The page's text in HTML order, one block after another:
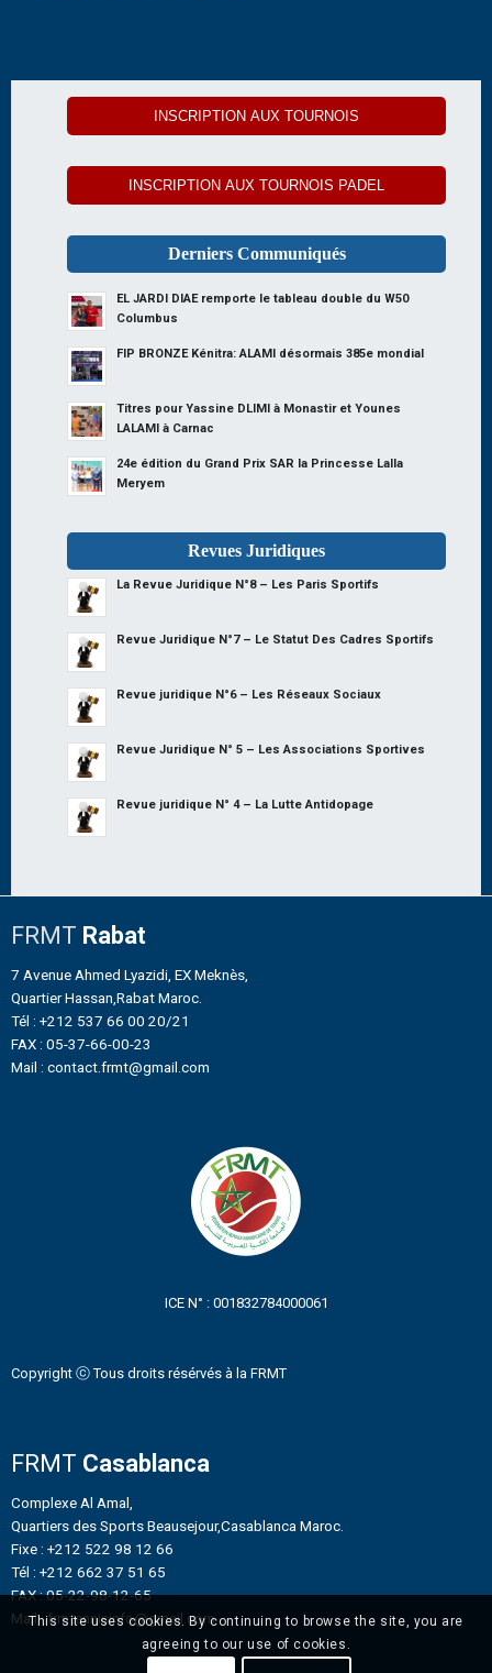
INSCRIPTION AUX TOURNOIS
INSCRIPTION AUX TOURNOIS PADEL
Derniers Communiqués
EL JARDI DIAE remporte le tableau double du W50
Columbus
FIP BRONZE Kénitra: ALAMI désormais 385e mondial
Titres pour Yassine DLIMI à Monastir et Younes
LALAMI à Carnac
24e édition du Grand Prix SAR la Princesse Lalla
Meryem
Revues Juridiques
La Revue Juridique N°8 – Les Paris Sportifs
Revue Juridique N°7 – Le Statut Des Cadres Sportifs
Revue juridique N°6 – Les Réseaux Sociaux
Revue Juridique N° 5 – Les Associations Sportives
Revue juridique N° 4 – La Lutte Antidopage
FRMT Rabat
7 Avenue Ahmed Lyazidi, EX Meknès,
Quartier Hassan,Rabat Maroc.
Tél : +212 537 66 00 20/21
FAX : 05-37-66-00-23
Mail : contact.frmt@gmail.com
ICE N° : 001832784000061
Copyright ⓒ Tous droits résérvés à la FRMT
FRMT Casablanca
Complexe Al Amal,
Quartiers des Sports Beausejour,Casablanca Maroc.
Fixe : +212 522 98 12 66
Tél : +212 662 37 51 65
FAX : 05-22-98-12-65
Mail : frmtennisinfo@gmail.com
This site uses cookies. By continuing to browse the site, you are
agreeing to our use of cookies.